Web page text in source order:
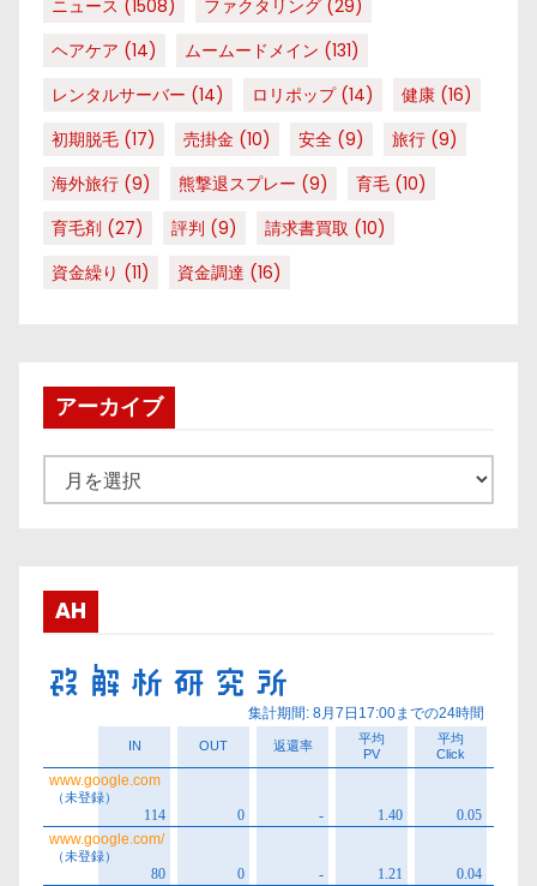
ニュース (1508) ファクタリング (29)
ヘアケア (14) ムームードメイン (131)
レンタルサーバー (14) ロリポップ(14) 健康 (16)
初期脱毛 (17) 売掛金 (10) 安全 (9) 旅行 (9)
海外旅行 (9) 熊撃退スプレー (9) 育毛 (10)
育毛剤 (27) 評判 (9) 請求書買取 (10)
資金繰り (11) 資金調達 (16)
アーカイブ
ー
ブ
AH